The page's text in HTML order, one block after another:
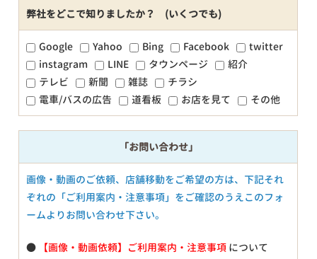
弊社をどこで知りましたか？ (いくつでも)
Google Yahoo Bing Facebook
twitter
instagram
LINE タウンページ
紹介
テレビ
新聞 雑誌
チラシ
電車/バスの広告
道看板 お店を見て その他
「お問い合わせ」
画像・動画のご依頼、店舗移動をご希望の方は、下記それ
ぞれの「ご利用案内・注意事項」をご確認のうえこのフォ
ームよりお問い合わせ下さい。
● 【画像・動画依頼】ご利用案内・注意事項 について